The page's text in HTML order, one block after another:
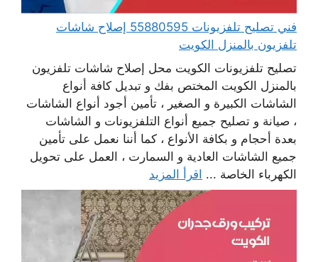
فني تصليح تلفزيونات 55880595 إصلاح شاشات
تلفزيون بالمنزل الكويت
تصليح تلفزيونات الكويت محل إصلاح شاشات تلفزيون
بالمنزل الكويت المختص بفك و تبديل كافة أنواع
الشاشات الكبيرة و الصغير ، تأمين أجود أنواع الشاشات
، صيانة و تصليح جميع أنواع التلفزيونات و الشاشات
بعدة أحجام و بكافة الأنواع ، كما أننا نعمل على تأمين
جميع الشاشات العادية و السمارت ، العمل على تحويل
الكهرباء الخاصة ... اقرأ المزيد